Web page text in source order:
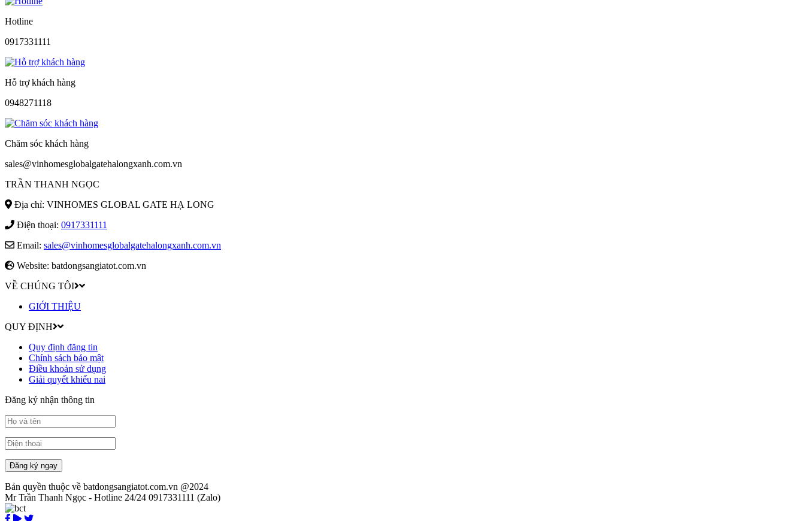
Hotline
0917331111
Hỗ trợ khách hàng
0948271118
Chăm sóc khách hàng
sales@vinhomesglobalgatehalongxanh.com.vn
TRẦN THANH NGỌC
Địa chỉ: VINHOMES GLOBAL GATE HẠ LONG
Điện thoại: 0917331111
Email: sales@vinhomesglobalgatehalongxanh.com.vn
Website: batdongsangiatot.com.vn
VỀ CHÚNG TÔI
GIỚI THIỆU
QUY ĐỊNH
Quy định đăng tin
Chính sách bảo mật
Điều khoản sử dụng
Giải quyết khiếu nai
Đăng ký nhận thông tin
Đăng ký ngay
Bản quyền thuộc về batdongsangiatot.com.vn @2024
Mr Trần Thanh Ngọc - Hotline 24/24 0917331111 (Zalo)